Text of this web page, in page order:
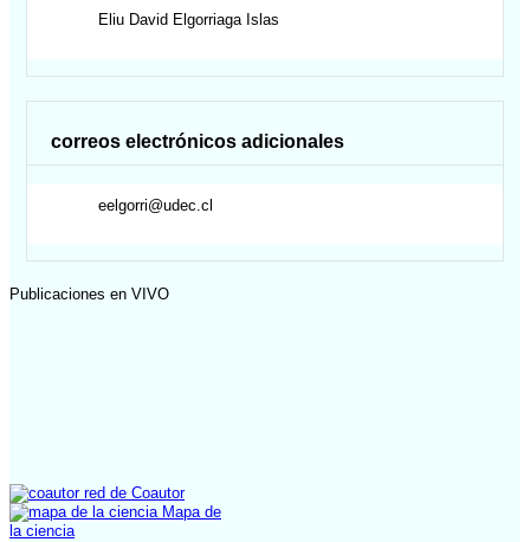
Eliu David Elgorriaga Islas
correos electrónicos adicionales
eelgorri@udec.cl
Publicaciones en VIVO
red de Coautor
Mapa de
la ciencia